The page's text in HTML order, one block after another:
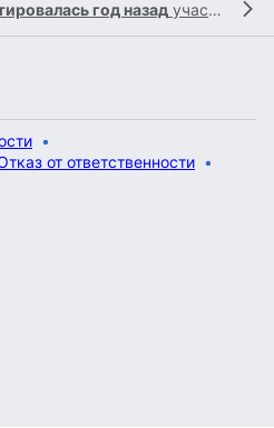
год назад участником
от ответственности